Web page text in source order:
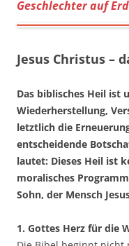
Geschlechter auf
Jesus Christus –
Das biblisches Heil ist
Wiederherstellung,
letztlich die
entscheidende
lautet: Dieses Heil ist
moralisches
Sohn, der Mensch
1. Gottes Herz für die